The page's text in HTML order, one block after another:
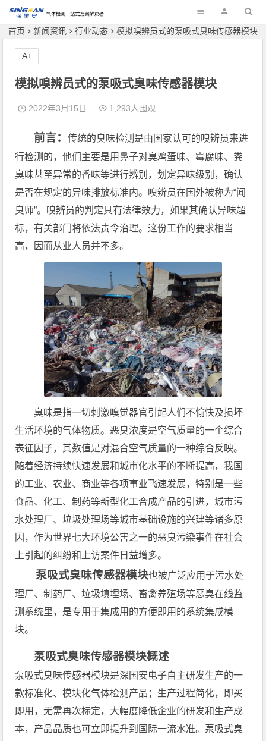
深国安
首页 新闻资讯 行业动态 模拟嗅辨员式的泵吸式臭味传感器模块
模拟嗅辨员式的泵吸式臭味传感器模块
2022年3月15日 1,293人围观
前言：传统的臭味检测是由国家认可的嗅辨员来进
行检测的，他们主要是用鼻子对臭鸡蛋味、霉腐味、粪
臭味甚至异常的香味等进行辨别，划定异味级别，确认
是否在规定的异味排放标准内。嗅辨员在国外被称为“闻
臭师”。嗅辨员的判定具有法律效力，如果其确认异味超
标，有关部门将依法责令治理。这份工作的要求相当
高，因而从业人员并不多。
臭味是指一切刺激嗅觉器官引起人们不愉快及损坏
生活环境的气体物质。恶臭浓度是空气质量的一个综合
表征因子，其数值是对混合空气质量的一种综合反映。
随着经济持续快速发展和城市化水平的不断提高，我国
的工业、农业、商业等各项事业飞速发展，特别是一些
食品、化工、制药等新型化工合成产品的引进，城市污
水处理厂、垃圾处理场等城市基础设施的兴建等诸多原
因，作为世界七大环境公害之一的恶臭污染事件在社会
上引起的纠纷和上访案件日益增多。
泵吸式臭味传感器模块也被广泛应用于污水处
理厂、制药厂、垃圾填埋场、畜禽养殖场等恶臭在线监
测系统里，是专用于集成用的方便即用的系统集成模
块。
泵吸式臭味传感器模块概述
泵吸式臭味传感器模块是深国安电子自主研发生产的一
款标准化、模块化气体检测产品；生产过程简化，即买
即用，无需再次标定，大幅度降低企业的研发和生产成
本，产品品质也可立即提升到国际一流水准。泵吸式臭
A+